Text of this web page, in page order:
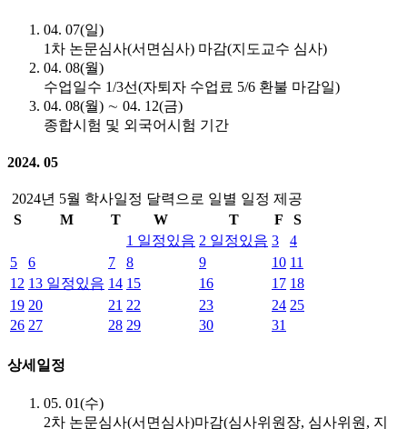
04. 07(일)
1차 논문심사(서면심사) 마감(지도교수 심사)
04. 08(월)
수업일수 1/3선(자퇴자 수업료 5/6 환불 마감일)
04. 08(월) ∼ 04. 12(금)
종합시험 및 외국어시험 기간
2024. 05
2024년 5월 학사일정 달력으로 일별 일정 제공
S
M T W T F
S
1 일정있음 2 일정있음 3
4
5
6 7 8 9 10 11
12 13 일정있음 14 15 16 17 18
19 20 21 22 23 24 25
26 27 28 29 30 31
상세일정
05. 01(수)
2차 논문심사(서면심사)마감(심사위원장, 심사위원, 지